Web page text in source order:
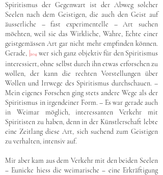
Spiritismus der Gegenwart ist der Abweg solcher
Seelen nach dem Geistigen, die auch den Geist auf
äusserliche – fast experimentelle – Art suchen
möchten, weil sie das Wirkliche, Wahre, Echte einer
geistgemässen Art gar nicht mehr empfinden können.
Gerade, 204 wer sich ganz objektiv für den Spiritismus
interessiert, ohne selbst durch ihn etwas erforschen zu
wollen, der kann die rechten Vorstellungen über
Wollen und Irrwege des Spiritismus durchschauen. –
Mein eigenes Forschen ging stets andere Wege als der
Spiritismus in irgendeiner Form. – Es war gerade auch
in Weimar möglich, interessanten Verkehr mit
Spiritisten zu haben, denn in der Künstlerschaft lebte
eine Zeitlang diese Art, sich suchend zum Geistigen
zu verhalten, intensiv auf.
Mir aber kam aus dem Verkehr mit den beiden Seelen
‒ Eunicke hiess die weimarische ‒ eine Erkräftigung